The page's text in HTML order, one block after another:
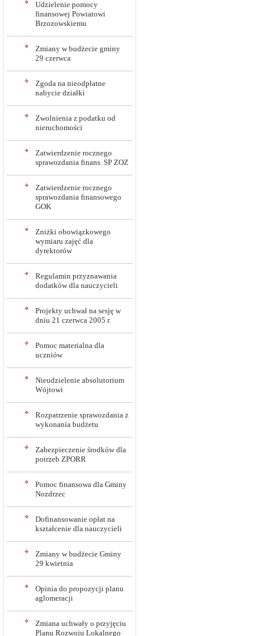
Udzielenie pomocy
finansowej Powiatowi
Brzozowskiemu
Zmiany w budżecie gminy
29 czerwca
Zgoda na nieodpłatne
nabycie działki
Zwolnienia z podatku od
nieruchomości
Zatwierdzenie rocznego
sprawozdania finans. SP ZOZ
Zatwierdzenie rocznego
sprawozdania finansowego
GOK
Zniżki obowiązkowego
wymiaru zajęć dla
dyrektorów
Regulamin przyznawania
dodatków dla nauczycieli
Projekty uchwał na sesję w
dniu 21 czerwca 2005 r.
Pomoc materialna dla
uczniów
Nieudzielenie absolutorium
Wójtowi
Rozpatrzenie sprawozdania z
wykonania budżetu
Zabezpieczenie środków dla
potrzeb ZPORR
Pomoc finansowa dla Gminy
Nozdrzec
Dofinansowanie opłat na
kształcenie dla nauczycieli
Zmiany w budżecie Gminy
29 kwietnia
Opinia do propozycji planu
aglomeracji
Zmiana uchwały o przyjęciu
Planu Rozwoju Lokalnego